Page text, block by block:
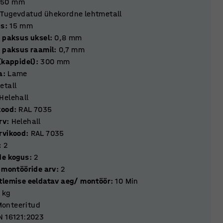
Tugevdatud ühekordne lehtmetall
: 15 mm
uksel: 0,8 mm
paksus raamil: 0,7 mm
: 300 mm
: Lame
Helehall
: RAL 7035
: Helehall
: RAL 7035
2
kogus: 2
arv: 2
eeldatav aeg/ montöör: 10 Min
kg
16121:2023